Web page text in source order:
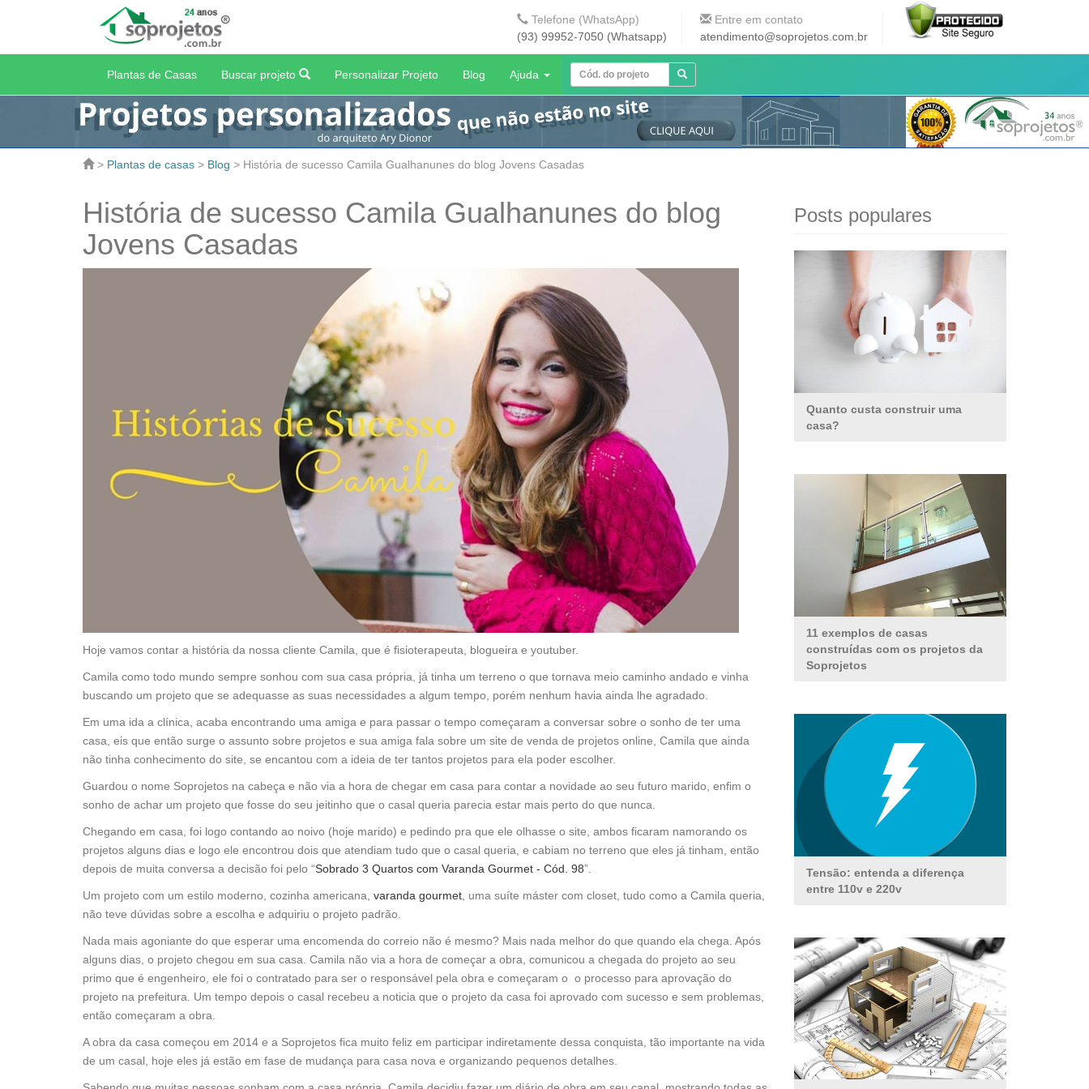
Telefone (WhatsApp)
(93) 99952-7050 (Whatsapp)
Entre em contato
atendimento@soprojetos.com.br
Plantas de Casas Buscar projeto Personalizar Projeto Blog Ajuda
> Plantas de casas > Blog > História de sucesso Camila Gualhanunes do blog Jovens Casadas
História de sucesso Camila Gualhanunes do blog
Jovens Casadas
Hoje vamos contar a história da nossa cliente Camila, que é fisioterapeuta, blogueira e youtuber.
Camila como todo mundo sempre sonhou com sua casa própria, já tinha um terreno o que tornava meio caminho andado e vinha
buscando um projeto que se adequasse as suas necessidades a algum tempo, porém nenhum havia ainda lhe agradado.
Em uma ida a clínica, acaba encontrando uma amiga e para passar o tempo começaram a conversar sobre o sonho de ter uma
casa, eis que então surge o assunto sobre projetos e sua amiga fala sobre um site de venda de projetos online, Camila que ainda
não tinha conhecimento do site, se encantou com a ideia de ter tantos projetos para ela poder escolher.
Guardou o nome Soprojetos na cabeça e não via a hora de chegar em casa para contar a novidade ao seu futuro marido, enfim o
sonho de achar um projeto que fosse do seu jeitinho que o casal queria parecia estar mais perto do que nunca.
Chegando em casa, foi logo contando ao noivo (hoje marido) e pedindo pra que ele olhasse o site, ambos ficaram namorando os
projetos alguns dias e logo ele encontrou dois que atendiam tudo que o casal queria, e cabiam no terreno que eles já tinham, então
depois de muita conversa a decisão foi pelo “Sobrado 3 Quartos com Varanda Gourmet - Cód. 98”.
Um projeto com um estilo moderno, cozinha americana, varanda gourmet, uma suíte máster com closet, tudo como a Camila queria,
não teve dúvidas sobre a escolha e adquiriu o projeto padrão.
Nada mais agoniante do que esperar uma encomenda do correio não é mesmo? Mais nada melhor do que quando ela chega. Após
alguns dias, o projeto chegou em sua casa. Camila não via a hora de começar a obra, comunicou a chegada do projeto ao seu
primo que é engenheiro, ele foi o contratado para ser o responsável pela obra e começaram o o processo para aprovação do
projeto na prefeitura. Um tempo depois o casal recebeu a noticia que o projeto da casa foi aprovado com sucesso e sem problemas,
então começaram a obra.
A obra da casa começou em 2014 e a Soprojetos fica muito feliz em participar indiretamente dessa conquista, tão importante na vida
de um casal, hoje eles já estão em fase de mudança para casa nova e organizando pequenos detalhes.
Posts populares
Quanto custa construir uma
casa?
11 exemplos de casas
construídas com os projetos da
Soprojetos
Tensão: entenda a diferença
entre 110v e 220v